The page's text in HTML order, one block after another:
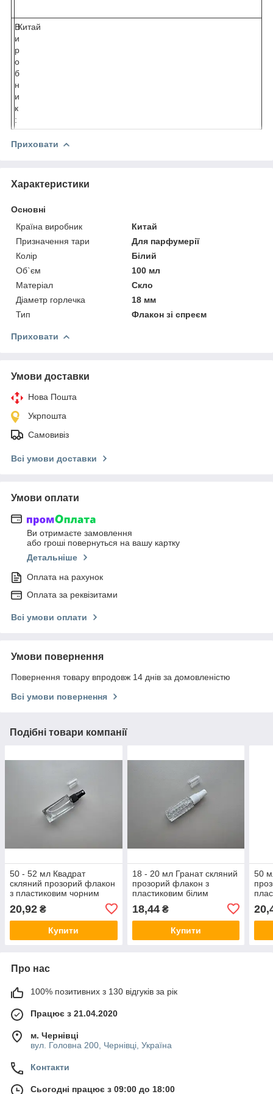
В
и
р
о
б
н
и
к
:
Китай
Приховати
Характеристики
Основні
Країна виробник
Китай
Призначення тари
Для парфумерії
Колір
Білий
Об`єм
100 мл
Матеріал
Скло
Діаметр горлечка
18 мм
Тип
Флакон зі спреєм
Приховати
Умови доставки
Нова Пошта
Укрпошта
Самовивіз
Всі умови доставки
Умови оплати
Ви отримаєте замовлення
або гроші повернуться на вашу картку
Детальніше
Оплата на рахунок
Оплата за реквізитами
Всі умови оплати
Умови повернення
Повернення товару впродовж 14 днів за домовленістю
Всі умови повернення
Подібні товари компанії
50 - 52 мл Квадрат
скляний прозорий флакон
з пластиковим чорним
18/410, пляшка
20,92 ₴
Купити
18 - 20 мл Гранат скляний
прозорий флакон з
пластиковим білим
18/410, пляшка,
атомайзер
18,44₴
Купити
50
18/
Про нас
100% позитивних з 130 відгуків за рік
Працює з 21.04.2020
м. Чернівці
вул. Головна 200, Чернівці, Україна
Контакти
Сьогодні працює з 09:00 до 18:00